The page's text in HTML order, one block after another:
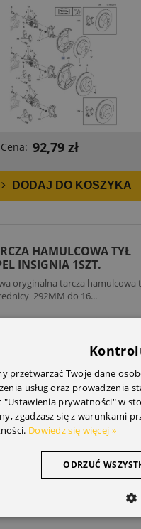
Cena: 92,79 zł
DODAJ DO KOSZYKA
HAMULCOWA TYŁ
INSIGNIA 1SZT.
oryginalna tarcza hamulcowa
292MM do 16...
848,38 zł
DODAJ DO KOSZYKA
przetwarzać Twoje dane
usług oraz prowadzenia
"Ustawienia prywatności" w
zgadzasz się z warunkami
Dowiedz się więcej »
ODRZUĆ